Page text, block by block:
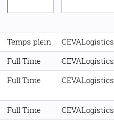
Temps plein
CEVALogistics
Full Time
CEVALogistics
Full Time CEVALogistics
Full Time
CEVALogistics